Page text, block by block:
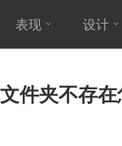
表现 设计
件夹不存